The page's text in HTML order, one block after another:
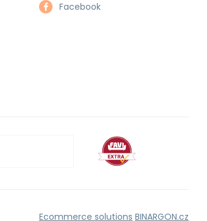
Facebook
Ecommerce solutions BINARGON.cz